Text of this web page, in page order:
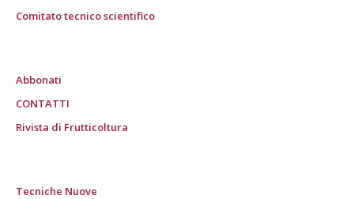
Comitato tecnico scientifico
Abbonati
CONTATTI
Rivista di Frutticoltura
Tecniche Nuove